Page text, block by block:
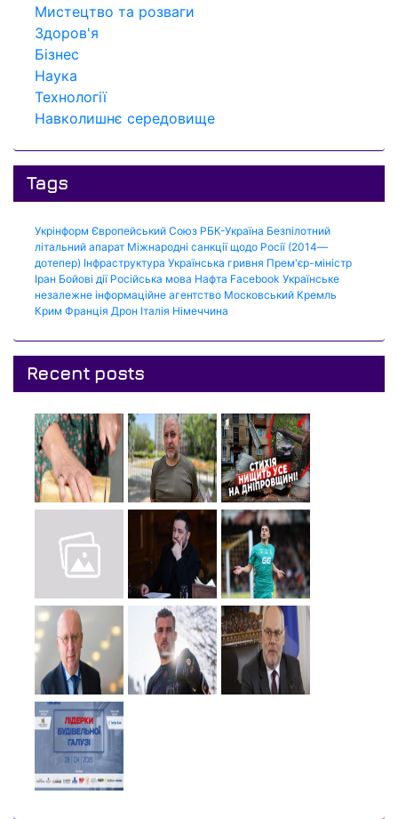
Мистецтво та розваги
Здоров'я
Бізнес
Наука
Технології
Навколишнє середовище
Tags
Укрінформ Європейський Союз РБК-Україна Безпілотний
літальний апарат Міжнародні санкції щодо Росії (2014—
дотепер) Інфраструктура Українська гривня Прем'єр-міністр
Іран Бойові дії Російська мова Нафта Facebook Українське
незалежне інформаційне агентство Московський Кремль
Крим Франція Дрон Італія Німеччина
Recent posts